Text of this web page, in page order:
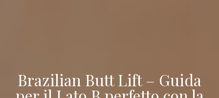
Brazilian Butt Lift – Guida